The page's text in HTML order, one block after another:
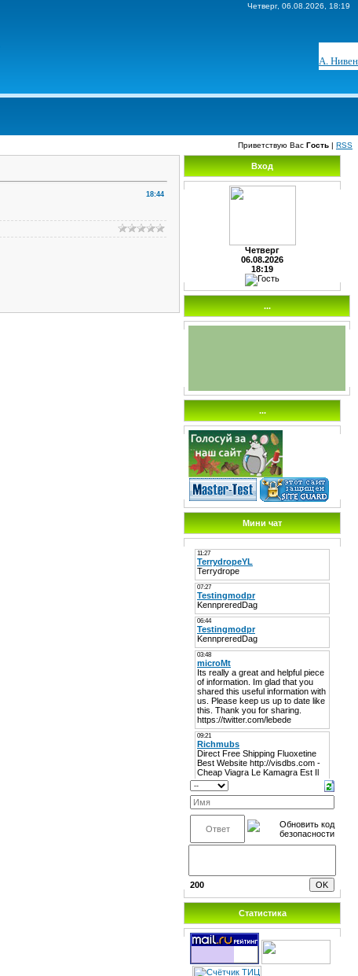
Четверг, 06.08.2026, 18:19
А. Нивен
Приветствую Вас Гость | RSS
18:44
Вход
Четверг
06.08.2026
18:19
...
...
Мини чат
200
Статистика